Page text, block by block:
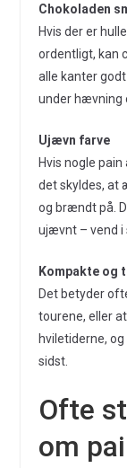
Chokoladen
Hvis der er
ordentligt, kan
alle kanter
under hævning
Ujævn farve
Hvis nogle
det skyldes, at
og brændt på.
ujævnt – vend i
Kompakte og
Det betyder
tourene, eller
hviletiderne,
sidst.
Ofte
om